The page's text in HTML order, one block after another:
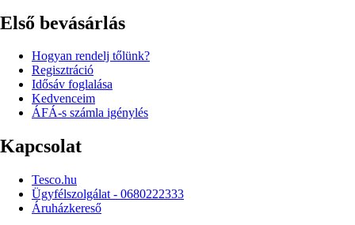
Első bevásárlás
Hogyan rendelj tőlünk?
Regisztráció
Idősáv foglalása
Kedvenceim
ÁFÁ-s számla igénylés
Kapcsolat
Tesco.hu
Ügyfélszolgálat - 0680222333
Áruházkereső